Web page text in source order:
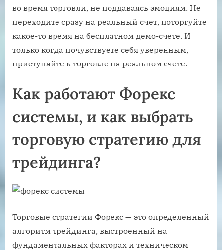
во время торговли, не поддаваясь эмоциям. Не
переходите сразу на реальный счет, поторгуйте
какое-то время на бесплатном демо-счете. И
только когда почувствуете себя уверенным,
приступайте к торговле на реальном счете.
Как работают Форекс
системы, и как выбрать
торговую стратегию для
трейдинга?
Торговые стратегии Форекс — это определенный
алгоритм трейдинга, выстроенный на
фундаментальных факторах и техническом